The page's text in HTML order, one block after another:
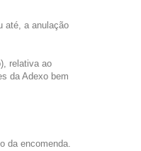
até, a anulação
relativa ao
da Adexo bem
da encomenda.